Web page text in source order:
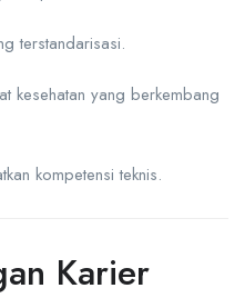
terstandarisasi.
kesehatan yang berkembang
kompetensi teknis.
Karier